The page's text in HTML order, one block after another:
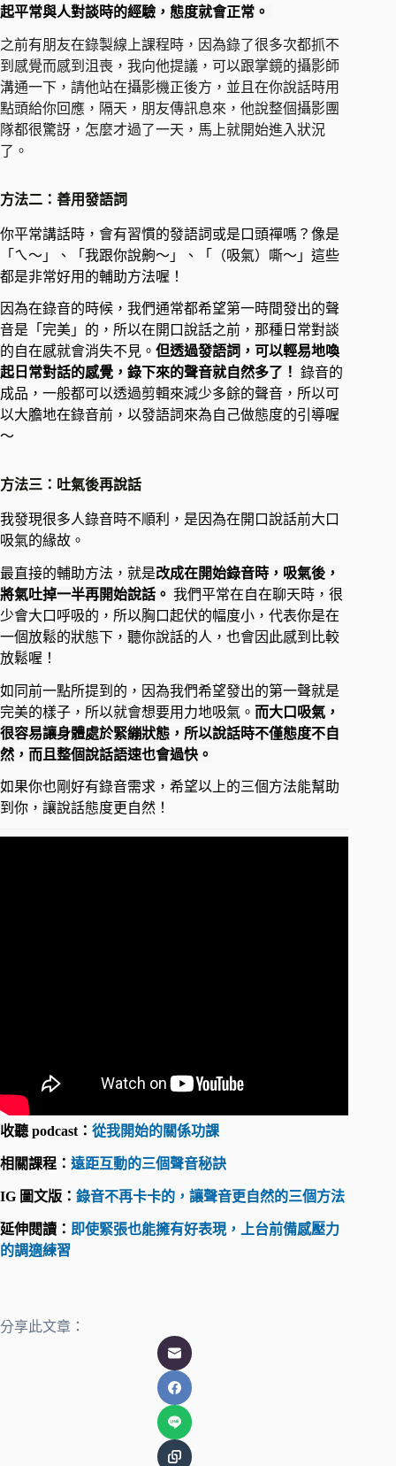
起平常與人對談時的經驗，態度就會正常。
之前有朋友在錄製線上課程時，因為錄了很多次都抓不
到感覺而感到沮喪，我向他提議，可以跟掌鏡的攝影師
溝通一下，請他站在攝影機正後方，並且在你說話時用
點頭給你回應，隔天，朋友傳訊息來，他說整個攝影團
隊都很驚訝，怎麼才過了一天，馬上就開始進入狀況
了。
方法二：善用發語詞
你平常講話時，會有習慣的發語詞或是口頭禪嗎？像是
「ㄟ～」、「我跟你說齁～」、「（吸氣）嘶～」這些
都是非常好用的輔助方法喔！
因為在錄音的時候，我們通常都希望第一時間發出的聲
音是「完美」的，所以在開口說話之前，那種日常對談
的自在感就會消失不見。 但透過發語詞，可以輕易地喚
起日常對話的感覺，錄下來的聲音就自然多了！ 錄音的
成品，一般都可以透過剪輯來減少多餘的聲音，所以可
以大膽地在錄音前，以發語詞來為自己做態度的引導喔
～
方法三：吐氣後再說話
我發現很多人錄音時不順利，是因為在開口說話前大口
吸氣的緣故。
最直接的輔助方法，就是改成在開始錄音時，吸氣後，
將氣吐掉一半再開始說話。 我們平常在自在聊天時，很
少會大口呼吸的，所以胸口起伏的幅度小，代表你是在
一個放鬆的狀態下，聽你說話的人，也會因此感到比較
放鬆喔！
如同前一點所提到的，因為我們希望發出的第一聲就是
完美的樣子，所以就會想要用力地吸氣。 而大口吸氣，
很容易讓身體處於緊繃狀態，所以說話時不僅態度不自
然，而且整個說話語速也會過快。
如果你也剛好有錄音需求，希望以上的三個方法能幫助
到你，讓說話態度更自然！
收聽 podcast： 從我開始的關係功課
相關課程： 遠距互動的三個聲音秘訣
IG 圖文版： 錄音不再卡卡的，讓聲音更自然的三個方法
延伸閱讀： 即使緊張也能擁有好表現，上台前備感壓力
的調適練習
分享此文章：